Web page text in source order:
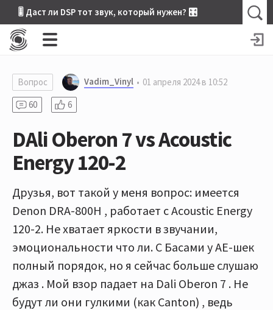
🎚 Даст ли DSP тот звук, который нужен? 🎛
Вопрос Vadim_Vinyl
01 апреля 2024 в 10:52
60
6
DAli Oberon 7 vs Acoustic
Energy 120-2
Друзья, вот такой у меня вопрос: имеется
Denon DRA-800H , работает с Acoustic Energy
120-2. Не хватает яркости в звучании,
эмоциональности что ли. С Басами у АЕ-шек
полный порядок, но я сейчас больше слушаю
джаз . Мой взор падает на Dali Oberon 7 . Не
будут ли они гулкими (как Canton) , ведь